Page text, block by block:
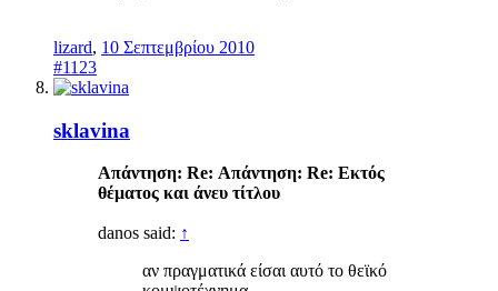
lizard, 10 Σεπτεμβρίου 2010
#1123
sklavina
Απάντηση: Re: Απάντηση: Re: Eκτός
θέματος και άνευ τίτλου
danos said: ↑
αν πραγματικά είσαι αυτό το θεϊκό